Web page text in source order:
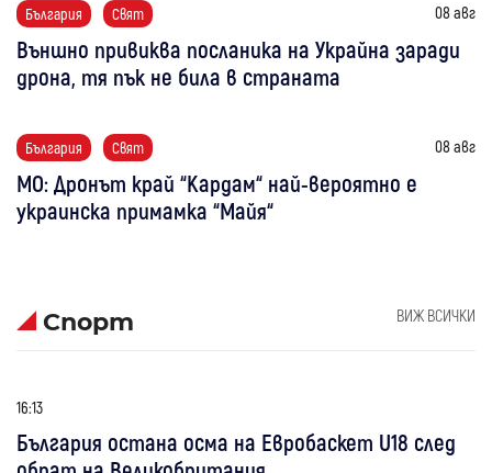
България Свят 08 авг
Външно привиква посланика на Украйна заради
дрона, тя пък не била в страната
България Свят 08 авг
МО: Дронът край “Кардам“ най-вероятно е
украинска примамка “Майя“
Спорт ВИЖ ВСИЧКИ
16:13
България остана осма на Евробаскет U18 след